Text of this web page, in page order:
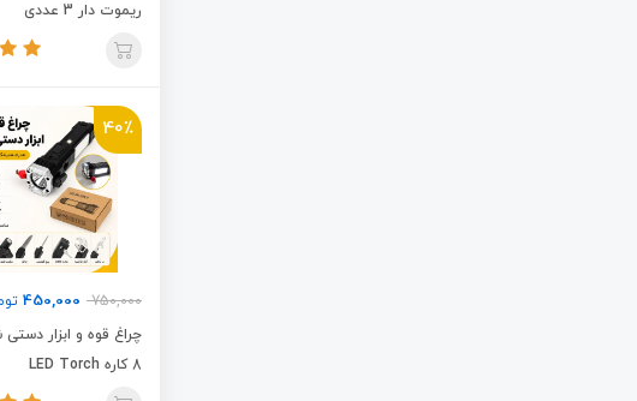
ریموت دار 3 عددی
40٪
750,000
450,000
چراغ قوه و ابزار
8 کاره LED Torch